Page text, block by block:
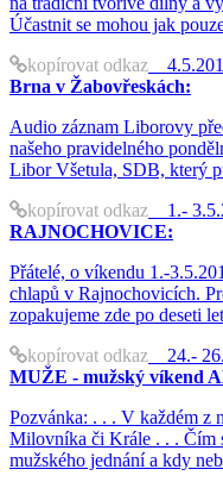
Účastnit se mohou jak
kopírovat odkaz
Brna v Žabovřeskách:
Audio záznam Liborovy
našeho pravidelného
Libor Všetula, SDB, který
kopírovat odkaz 1.-
RAJNOCHOVICE:
Přátelé, o víkendu 1.-
chlapů v Rajnochovicích.
zopakujeme zde po deseti
kopírovat odkaz 24.-
MUŽE - mužský víkend
Pozvánka: . . . V každém z
Milovníka či Krále . . . Čím
mužského jednání a kdy